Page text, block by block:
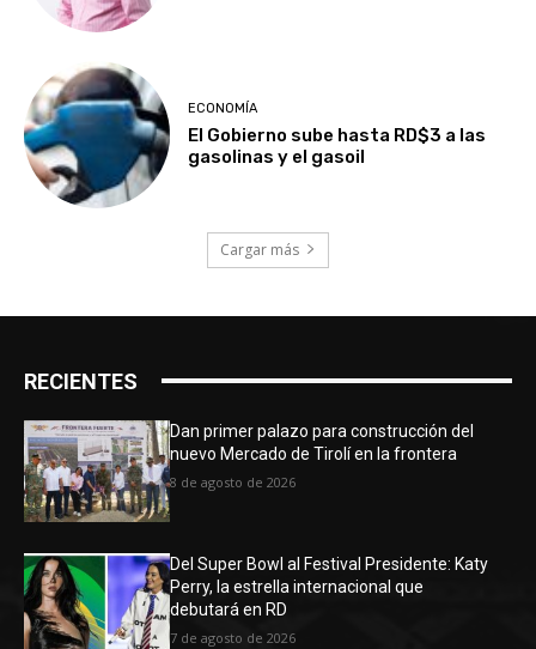
ECONOMÍA
El Gobierno sube hasta RD$3 a las
gasolinas y el gasoil
Cargar más
RECIENTES
Dan primer palazo para construcción del
nuevo Mercado de Tirolí en la frontera
8 de agosto de 2026
Del Super Bowl al Festival Presidente: Katy
Perry, la estrella internacional que
debutará en RD
7 de agosto de 2026